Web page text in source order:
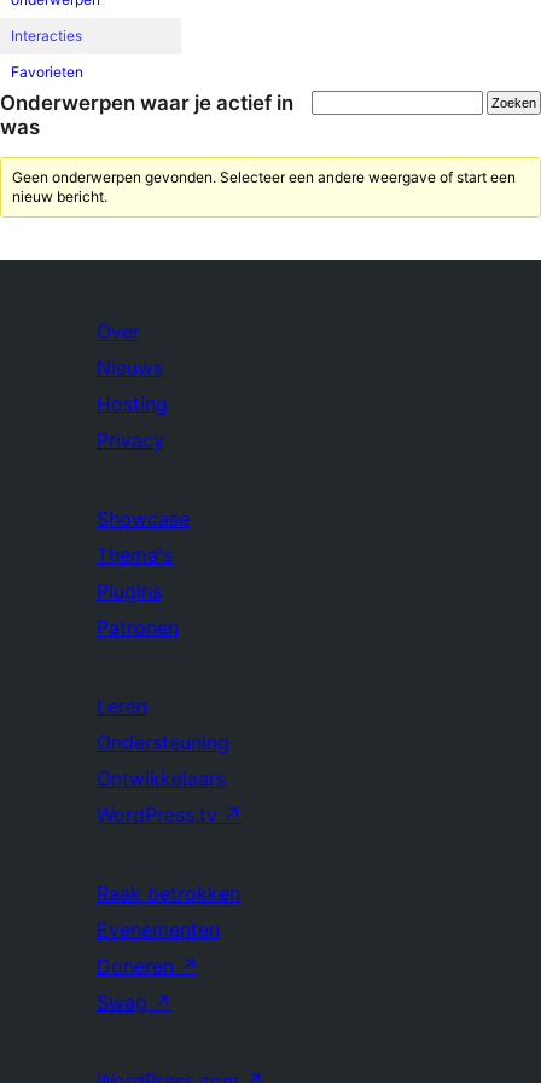
Interacties
Favorieten
Onderwerpen waar je actief in
was
Geen onderwerpen gevonden. Selecteer een andere weergave of start een
nieuw bericht.
Over
Nieuws
Hosting
Privacy
Showcase
Thema's
Plugins
Patronen
Leren
Ondersteuning
Ontwikkelaars
WordPress.tv ↗
Raak betrokken
Evenementen
Doneren ↗
Swag ↗